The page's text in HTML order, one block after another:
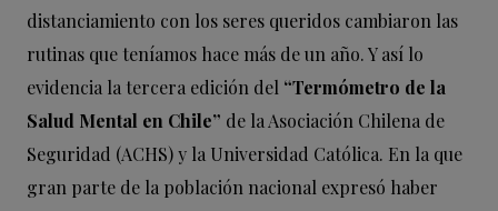
distanciamiento con los seres queridos cambiaron las
rutinas que teníamos hace más de un año. Y así lo
evidencia la tercera edición del “Termómetro de la
Salud Mental en Chile” de la Asociación Chilena de
Seguridad (ACHS) y la Universidad Católica. En la que
gran parte de la población nacional expresó haber